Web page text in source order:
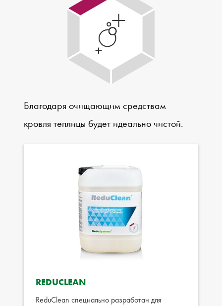
Благодаря очищающим средствам
кровля теплицы будет идеально чистой.
REDUCLEAN
ReduClean специально разработан для